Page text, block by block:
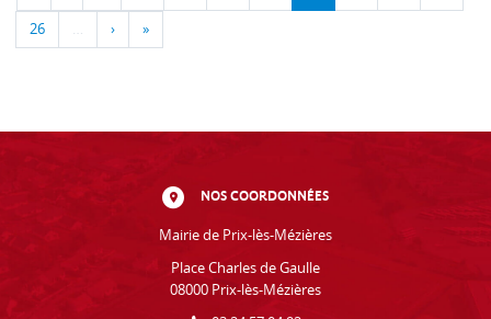
26 … › »
NOS COORDONNÉES
Mairie de Prix-lès-Mézières
Place Charles de Gaulle
08000 Prix-lès-Mézières